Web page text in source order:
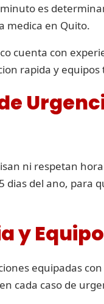
es
medica en Quito.
cuenta con
rapida y
ni respetan
dias del ano, para
y
equipadas
cada caso de